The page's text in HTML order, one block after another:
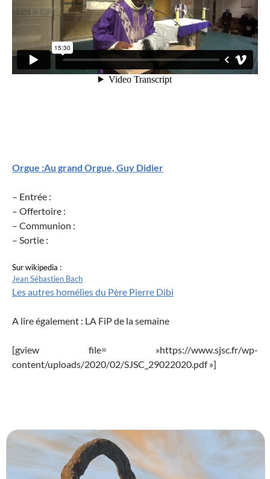
Orgue :Au grand Orgue, Guy Didier
– Entrée :
– Offertoire :
– Communion :
– Sortie :
Sur wikipedia :
Jean Sébastien Bach
Les autres homélies du Père Pierre Dibi
A lire également : LA FiP de la semaine
[gview file= »https://www.sjsc.fr/wp-
content/uploads/2020/02/SJSC_29022020.pdf »]